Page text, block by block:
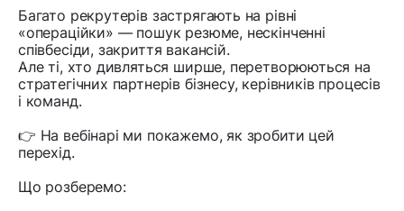
Багато рекрутерів застрягають на рівні
«операційки» — пошук резюме, нескінченні
співбесіди, закриття вакансій.
Але ті, хто дивляться ширше, перетворюються на
стратегічних партнерів бізнесу, керівників процесів
і команд.
👉 На вебінарі ми покажемо, як зробити цей
перехід.
Що розберемо: